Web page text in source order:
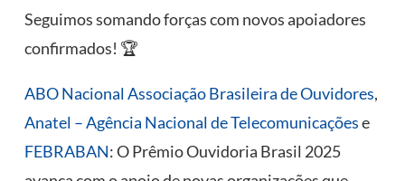
Seguimos somando forças com novos apoiadores
confirmados! 🏆
ABO Nacional Associação Brasileira de Ouvidores,
Anatel – Agência Nacional de Telecomunicaçõese
FEBRABAN: O Prêmio Ouvidoria Brasil 2025